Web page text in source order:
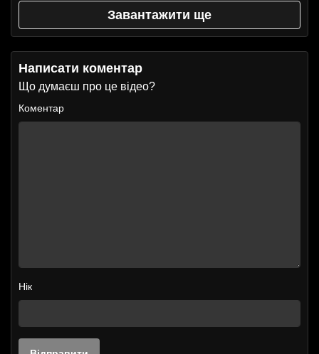
Завантажити ще
Написати коментар
Що думаєш про це відео?
Коментар
Нік